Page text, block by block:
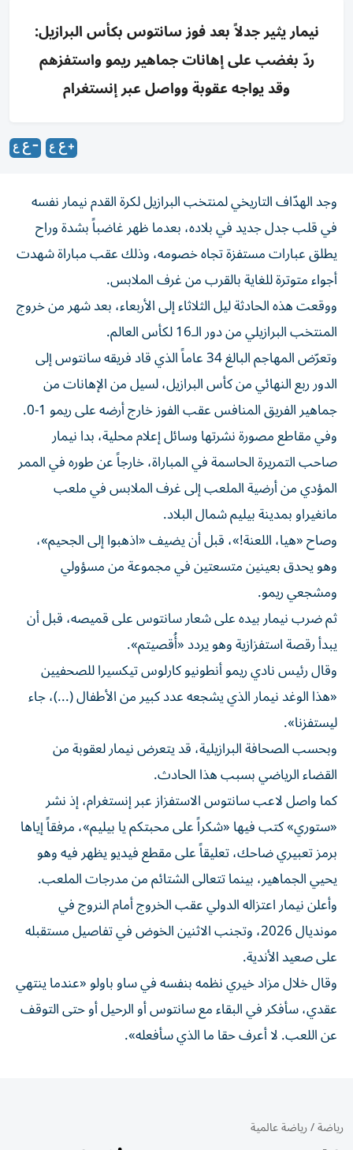
نيمار يثير جدلاً بعد فوز سانتوس بكأس البرازيل:
ردّ بغضب على إهانات جماهير ريمو واستفزهم
وقد يواجه عقوبة وواصل عبر إنستغرام
وجد الهدّاف التاريخي لمنتخب البرازيل لكرة القدم نيمار نفسه
في قلب جدل جديد في بلاده، بعدما ظهر غاضباً بشدة وراح
يطلق عبارات مستفزة تجاه خصومه، وذلك عقب مباراة شهدت
أجواء متوترة للغاية بالقرب من غرف الملابس.
ووقعت هذه الحادثة ليل الثلاثاء إلى الأربعاء، بعد شهر من خروج
المنتخب البرازيلي من دور الـ16 لكأس العالم.
وتعرّض المهاجم البالغ 34 عاماً الذي قاد فريقه سانتوس إلى
الدور ربع النهائي من كأس البرازيل، لسيل من الإهانات من
جماهير الفريق المنافس عقب الفوز خارج أرضه على ريمو 1-0.
وفي مقاطع مصورة نشرتها وسائل إعلام محلية، بدا نيمار
صاحب التمريرة الحاسمة في المباراة، خارجاً عن طوره في الممر
المؤدي من أرضية الملعب إلى غرف الملابس في ملعب
مانغيراو بمدينة بيليم شمال البلاد.
وصاح «هيا، اللعنة!»، قبل أن يضيف «اذهبوا إلى الجحيم»،
وهو يحدق بعينين متسعتين في مجموعة من مسؤولي
ومشجعي ريمو.
ثم ضرب نيمار بيده على شعار سانتوس على قميصه، قبل أن
يبدأ رقصة استفزازية وهو يردد «أُقصيتم».
وقال رئيس نادي ريمو أنطونيو كارلوس تيكسيرا للصحفيين
«هذا الوغد نيمار الذي يشجعه عدد كبير من الأطفال (...)، جاء
ليستفزنا».
وبحسب الصحافة البرازيلية، قد يتعرض نيمار لعقوبة من
القضاء الرياضي بسبب هذا الحادث.
كما واصل لاعب سانتوس الاستفزاز عبر إنستغرام، إذ نشر
«ستوري» كتب فيها «شكراً على محبتكم يا بيليم»، مرفقاً إياها
برمز تعبيري ضاحك، تعليقاً على مقطع فيديو يظهر فيه وهو
يحيي الجماهير، بينما تتعالى الشتائم من مدرجات الملعب.
وأعلن نيمار اعتزاله الدولي عقب الخروج أمام النروج في
مونديال 2026، وتجنب الاثنين الخوض في تفاصيل مستقبله
على صعيد الأندية.
وقال خلال مزاد خيري نظمه بنفسه في ساو باولو «عندما ينتهي
عقدي، سأفكر في البقاء مع سانتوس أو الرحيل أو حتى التوقف
عن اللعب. لا أعرف حقا ما الذي سأفعله».
رياضة/رياضة عالمية